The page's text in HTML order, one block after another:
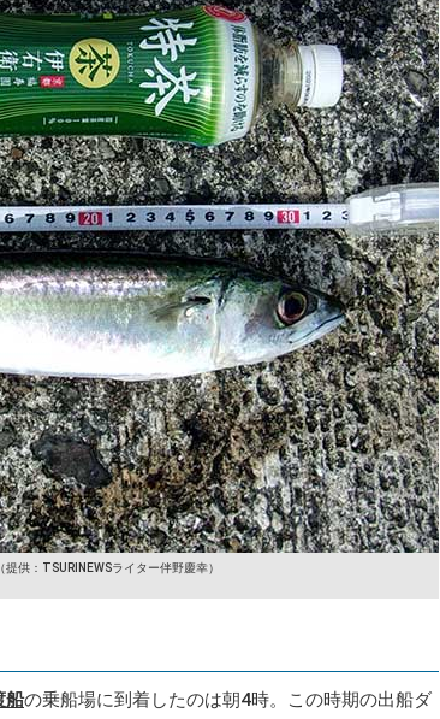
（提供：TSURINEWSライター伴野慶幸）
船の乗船場に到着したのは朝4時。この時期の出船ダ